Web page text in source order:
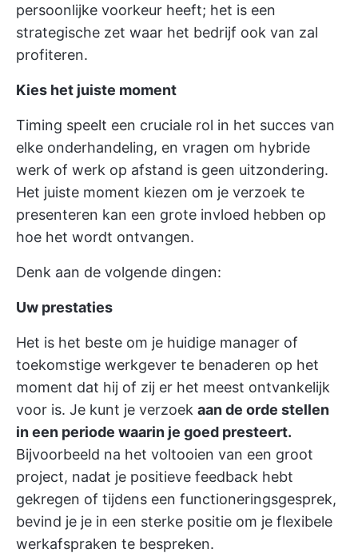
persoonlijke voorkeur heeft; het is een
strategische zet waar het bedrijf ook van zal
profiteren.
Kies het juiste moment
Timing speelt een cruciale rol in het succes van
elke onderhandeling, en vragen om hybride
werk of werk op afstand is geen uitzondering.
Het juiste moment kiezen om je verzoek te
presenteren kan een grote invloed hebben op
hoe het wordt ontvangen.
Denk aan de volgende dingen:
Uw prestaties
Het is het beste om je huidige manager of
toekomstige werkgever te benaderen op het
moment dat hij of zij er het meest ontvankelijk
voor is. Je kunt je verzoek aan de orde stellen
in een periode waarin je goed presteert.
Bijvoorbeeld na het voltooien van een groot
project, nadat je positieve feedback hebt
gekregen of tijdens een functioneringsgesprek,
bevind je je in een sterke positie om je flexibele
werkafspraken te bespreken.